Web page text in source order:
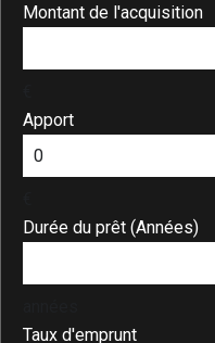
Montant de l'acquisition
Apport
Durée du prêt (Années)
Taux d'emprunt